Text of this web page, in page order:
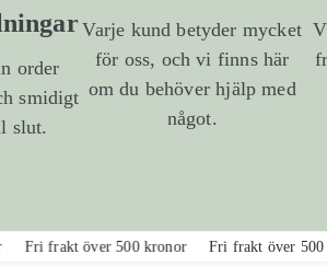
order
smidigt
slut.
Varje kund betyder mycket
för oss, och vi finns här
om du behöver hjälp med
något.
a2
Fri frakt över 500 kronor Fri frakt över 500